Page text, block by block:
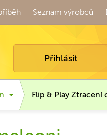
Seznam výrobců
Přihlásit
Flip & Play Ztracení